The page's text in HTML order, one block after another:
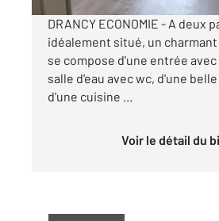
DRANCY ECONOMIE - A deux
idéalement situé, un
se compose d'une entrée
salle d'eau avec wc, d'une
d'une cuisine ...
Voir le détail du